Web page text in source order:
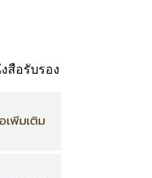
สือรับรอง